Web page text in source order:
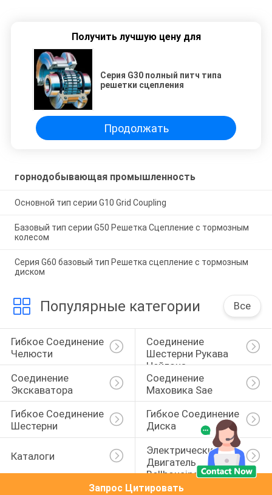
Получить лучшую цену для
Серия G30 полный питч типа
решетки сцепления
Продолжать
горнодобывающая промышленность
Основной тип серии G10 Grid Coupling
Базовый тип серии G50 Решетка Сцепление с тормозным
колесом
Серия G60 базовый тип Решетка сцепление с тормозным
диском
Популярные категории Все
Гибкое Соединение
Челюсти
Соединение
Шестерни Рукава
Нейлона
Соединение
Экскаватора
Соединение
Маховика Sae
Гибкое Соединение
Шестерни
Гибкое Соединение
Диска
Каталоги
Электрический
Двигатель
Bellhousing
Запрос Цитировать